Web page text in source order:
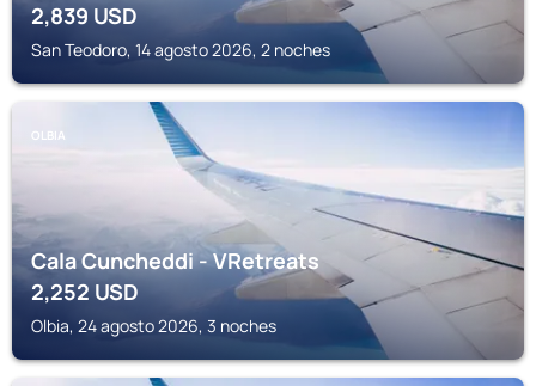
2,839 USD
San Teodoro, 14 agosto 2026, 2 noches
OLBIA
Cala Cuncheddi - VRetreats
2,252 USD
Olbia, 24 agosto 2026, 3 noches